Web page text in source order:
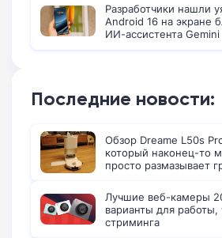
Разработчики нашли
Android 16 на экране
ИИ-ассистента Gemini
Последние новости:
Обзор Dreame L50s
который наконец-то
просто размазывает
Лучшие веб-камеры
варианты для работы,
стриминга